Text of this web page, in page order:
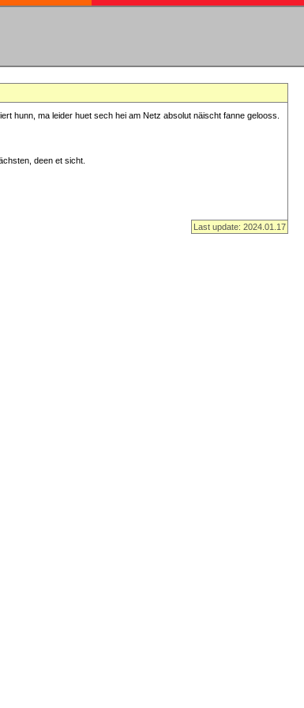
hunn, ma leider huet sech hei am Netz absolut näischt fanne gelooss.
deen et sicht.
Last update: 2024.01.17